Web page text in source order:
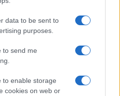
data to be sent to
purposes.
to send me
to enable storage
cookies on web or
e classifiche su
motori, Formula 1,
highlight delle partite, le
in tempo reale di tutte